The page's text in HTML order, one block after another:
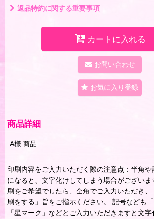
返品特約に関する重要事項
カートに入れる
お問い合わせ
お気に入り登録
商品詳細
A様 商品
印刷内容をご入力いただく際の注意点：半角
になると、文字化けしてしまう場合がございま
刷をご希望でしたら、全角でご入力いただき、
刷をする」旨をご指示ください。 記号なども「
「星マーク」などとご入力いただきますと文